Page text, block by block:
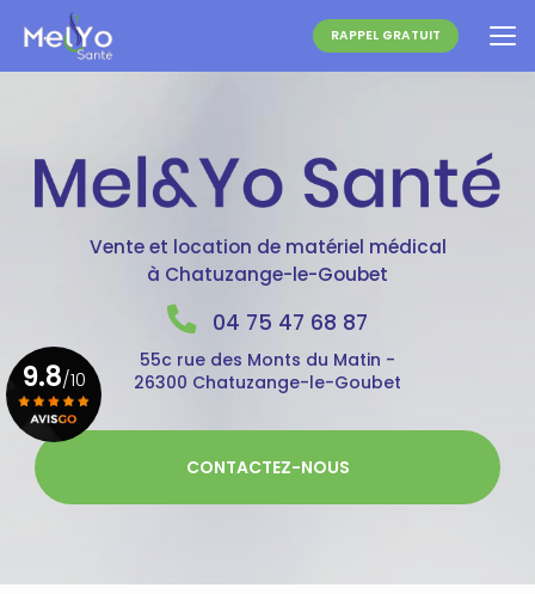
contenu
principal
RAPPEL GRATUIT
Vente et location de matériel médical
à Chatuzange-le-Goubet
04 75 47 68 87
55c rue des Monts du Matin -
26300 Chatuzange-le-Goubet
CONTACTEZ-NOUS
9.8/10
Voir le certificat